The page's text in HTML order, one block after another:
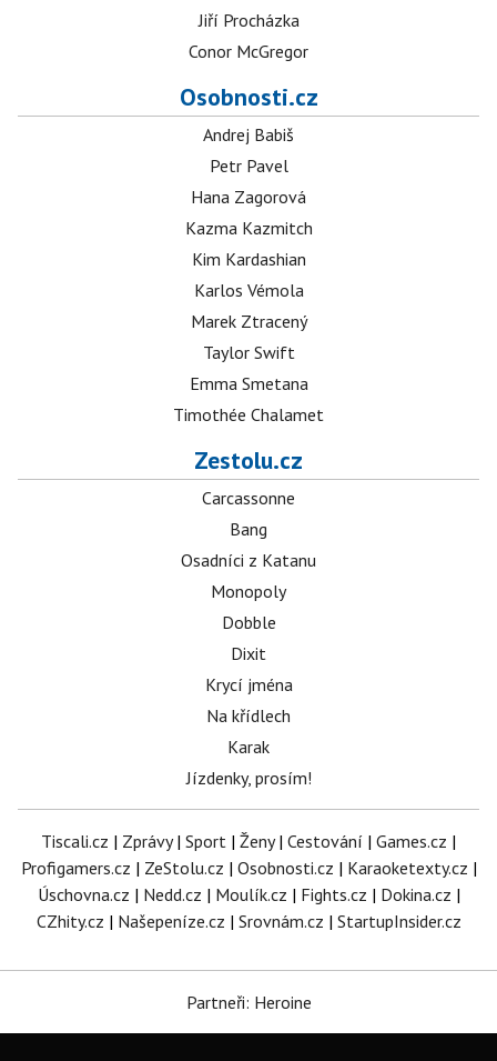
Jiří Procházka
Conor McGregor
Osobnosti.cz
Andrej Babiš
Petr Pavel
Hana Zagorová
Kazma Kazmitch
Kim Kardashian
Karlos Vémola
Marek Ztracený
Taylor Swift
Emma Smetana
Timothée Chalamet
Zestolu.cz
Carcassonne
Bang
Osadníci z Katanu
Monopoly
Dobble
Dixit
Krycí jména
Na křídlech
Karak
Jízdenky, prosím!
Tiscali.cz | Zprávy| Sport | Ženy| Cestování | Games.cz |
Profigamers.cz | ZeStolu.cz | Osobnosti.cz | Karaoketexty.cz |
Úschovna.cz | Nedd.cz | Moulík.cz | Fights.cz | Dokina.cz |
CZhity.cz | Našepeníze.cz | Srovnám.cz | StartupInsider.cz
Partneři: Heroine